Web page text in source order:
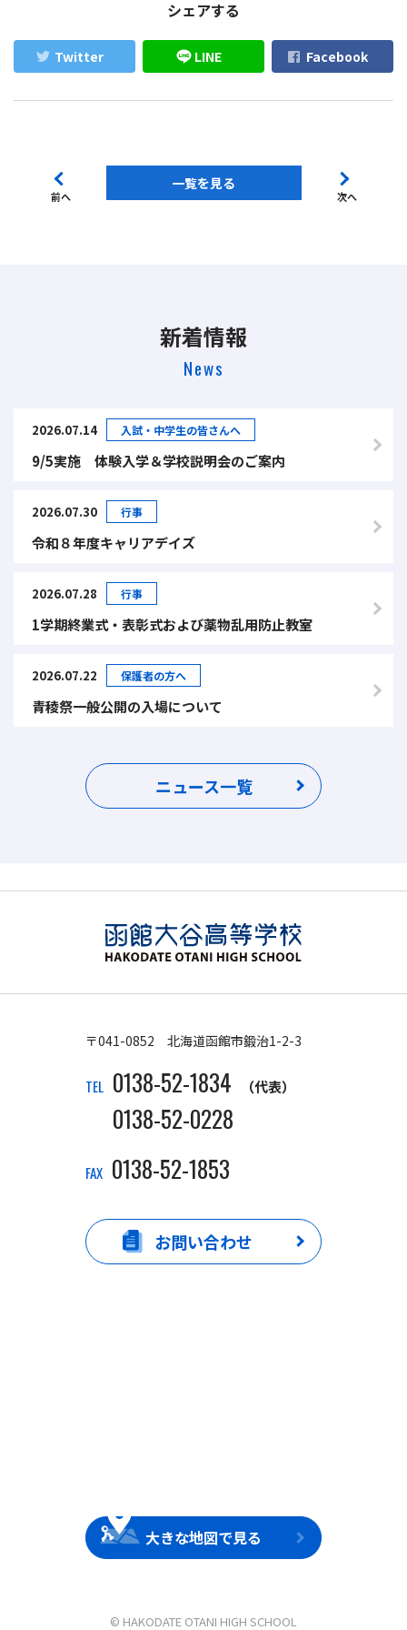
シェアする
Twitter LINE Facebook
前へ
一覧を見る
次へ
新着情報
News
2026.07.14 入試・中学生の皆さんへ
9/5実施 体験入学＆学校説明会のご案内
2026.07.30 行事
令和８年度キャリアデイズ
2026.07.28 行事
1学期終業式・表彰式および薬物乱用防止教室
2026.07.22 保護者の方へ
青稜祭一般公開の入場について
ニュース一覧
〒041-0852 北海道函館市鍛治1-2-3
TEL 0138-52-1834 （代表）
0138-52-0228
FAX 0138-52-1853
お問い合わせ
大きな地図で見る
© HAKODATE OTANI HIGH SCHOOL